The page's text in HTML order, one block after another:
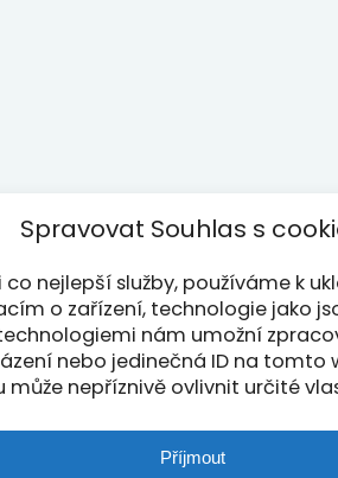
Spravovat Souhlas s
nejlepší služby, používáme k
o zařízení, technologie jako
nám umožní
nebo jedinečná ID na tomto
může nepříznivě ovlivnit určité
Příjmout